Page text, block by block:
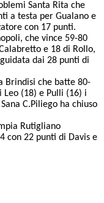
Santa Rita che
a testa per Gualano e
con 17 punti.
che vince 59-80
e 18 di Rollo,
dai 28 punti di
Brindisi che batte 80-
Leo (18) e Pulli (16) i
C.Piliego ha chiuso
Rutigliano
con 22 punti di Davis e